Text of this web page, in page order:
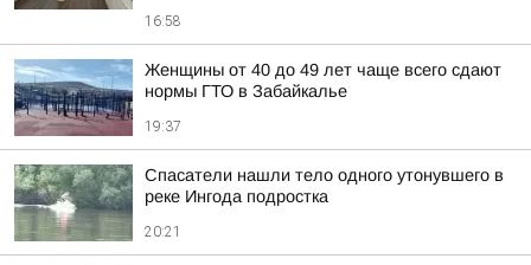
16:58
Женщины от 40 до 49 лет чаще всего сдают
нормы ГТО в Забайкалье
19:37
Спасатели нашли тело одного утонувшего в
реке Ингода подростка
20:21